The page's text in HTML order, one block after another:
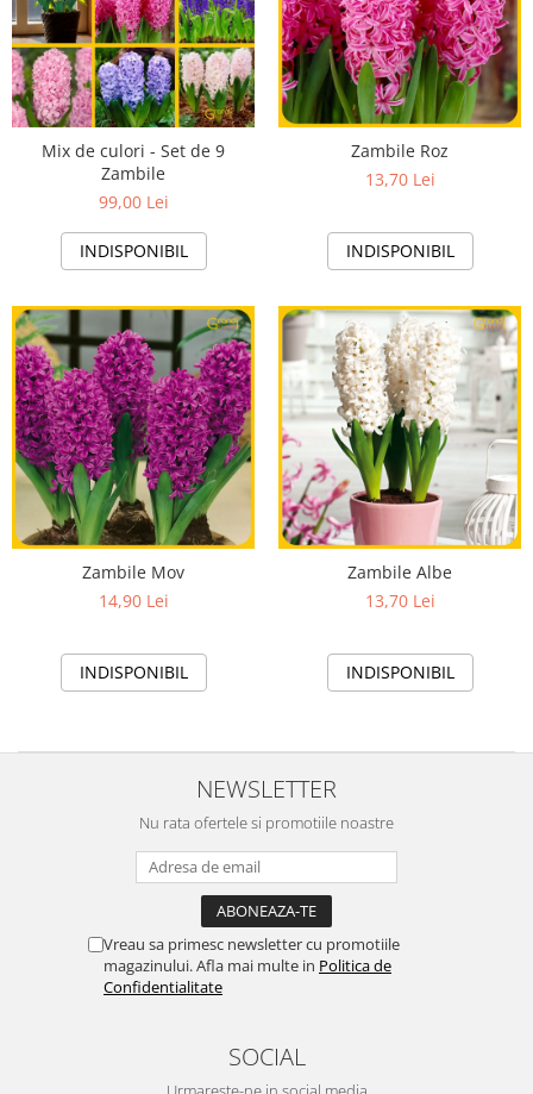
Mix de culori - Set de 9
Zambile
99,00 Lei
INDISPONIBIL
Zambile Roz
13,70 Lei
INDISPONIBIL
Zambile Mov
14,90 Lei
INDISPONIBIL
Zambile Albe
13,70 Lei
INDISPONIBIL
NEWSLETTER
Nu rata ofertele si promotiile noastre
Vreau sa primesc newsletter cu promotiile
magazinului. Afla mai multe in Politica de
Confidentialitate
SOCIAL